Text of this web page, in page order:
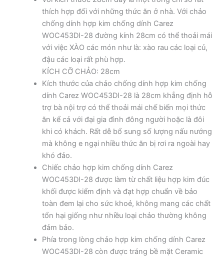
thích hợp đối với những thức ăn ở nhà. Với chảo
chống dính hợp kim chống dính Carez
WOC453DI-28 đường kính 28cm có thể thoải mái
với việc XÀO các món như là: xào rau các loại củ,
đậu các loại rất phù hợp.
KÍCH CỠ CHẢO: 28cm
Kích thước của chảo chống dính hợp kim chống
dính Carez WOC453DI-28 là 28cm khẳng định hỗ
trợ bà nội trợ có thể thoải mái chế biến mọi thức
ăn kể cả với đại gia đình đông người hoặc là đôi
khi có khách. Rất dễ bổ sung số lượng nấu nướng
mà không e ngại nhiều thức ăn bị rơi ra ngoài hay
khó đảo.
Chiếc chảo hợp kim chống dính Carez
WOC453DI-28 được làm từ chất liệu hợp kim đúc
khối được kiểm định và đạt hợp chuẩn về bảo
toàn đem lại cho sức khoẻ, không mang các chất
tổn hại giống như nhiều loại chảo thường không
đảm bảo.
Phía trong lòng chảo hợp kim chống dính Carez
WOC453DI-28 còn được tráng bề mặt Ceramic